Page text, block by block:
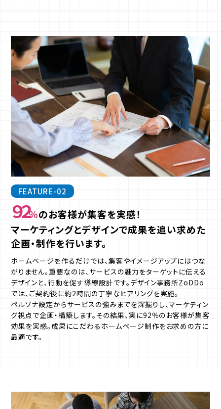
FEATURE-02
９２％のお客様が集客を実感！
マーケティングとデザインで成果を追い求めた
企画・制作を行います。
ホームページを作るだけでは、集客やイメージアップにはつな
がりません。重要なのは、サービスの魅力をターゲットに伝える
デザインと、行動を促す導線設計です。デザイン事務所ZoDDo
では、ご契約後に約2時間の丁寧なヒアリングを実施。
ペルソナ設定からサービスの強みまでを深掘りし、マーケティン
グ視点で企画・構築します。その結果、実に92％のお客様が集客
効果を実感。成果にこだわるホームページ制作をお求めの方に
最適です。